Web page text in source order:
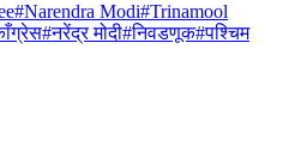
#Narendra Modi#Trinamool
#नरेंद्र मोदी#निवडणूक#पश्चिम